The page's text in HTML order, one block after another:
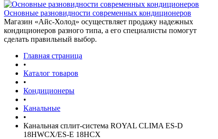
Основные разновидности современных кондиционеров
Магазин «Айс-Холод» осуществляет продажу надежных
кондиционеров разного типа, а его специалисты помогут
сделать правильный выбор.
Главная страница
•
Каталог товаров
•
Кондиционеры
•
Канальные
•
Канальная сплит-система ROYAL CLIMA ES-D
18HWCX/ES-E 18HCX